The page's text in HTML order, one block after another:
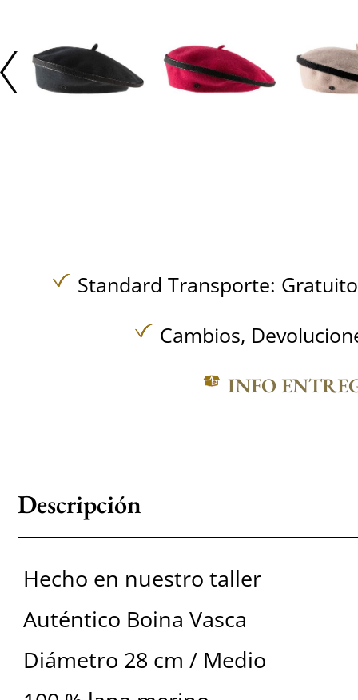
Standard Transporte:
Cambios,
INFO
Descripción
Hecho en nuestro taller
Auténtico Boina Vasca
Diámetro 28 cm / Medio